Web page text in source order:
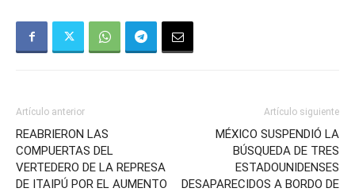
Artículo anterior
REABRIERON LAS
COMPUERTAS DEL
VERTEDERO DE LA REPRESA
DE ITAIPÚ POR EL AUMENTO
Artículo siguiente
MÉXICO SUSPENDIÓ LA
BÚSQUEDA DE TRES
ESTADOUNIDENSES
DESAPARECIDOS A BORDO DE